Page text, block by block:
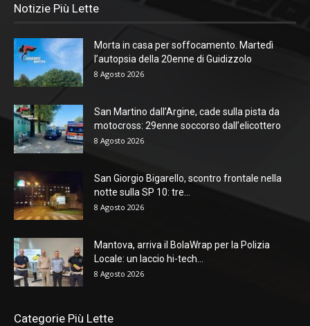
Notizie Più Lette
Morta in casa per soffocamento. Martedì
l’autopsia della 20enne di Guidizzolo
8 Agosto 2026
San Martino dall’Argine, cade sulla pista da
motocross: 29enne soccorso dall’elicottero
8 Agosto 2026
San Giorgio Bigarello, scontro frontale nella
notte sulla SP 10: tre...
8 Agosto 2026
Mantova, arriva il BolaWrap per la Polizia
Locale: un laccio hi-tech...
8 Agosto 2026
Categorie Più Lette